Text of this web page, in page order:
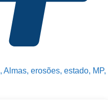
, Almas, erosões, estado, MP,